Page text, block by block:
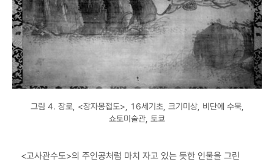
그림 4. 장로, <장자몽접도>, 16세기초, 크기미상, 비단에 수묵,
쇼토미술관, 토쿄
<고사관수도>의 주인공처럼 마치 자고 있는 듯한 인물을 그린